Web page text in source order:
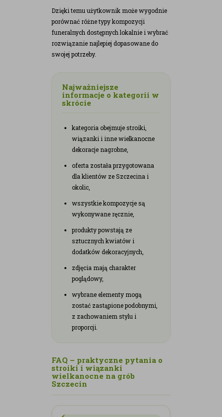
Dzięki temu użytkownik może wygodnie
porównać różne typy kompozycji
funeralnych dostępnych lokalnie i wybrać
rozwiązanie najlepiej dopasowane do
swojej potrzeby.
Najważniejsze
informacje o kategorii w
skrócie
kategoria obejmuje stroiki,
wiązanki i inne wielkanocne
dekoracje nagrobne,
oferta została przygotowana
dla klientów ze Szczecina i
okolic,
wszystkie kompozycje są
wykonywane ręcznie,
produkty powstają ze
sztucznych kwiatów i
dodatków dekoracyjnych,
zdjęcia mają charakter
poglądowy,
wybrane elementy mogą
zostać zastąpione podobnymi,
z zachowaniem stylu i
proporcji.
FAQ – praktyczne pytania o
stroiki i wiązanki
wielkanocne na grób
Szczecin